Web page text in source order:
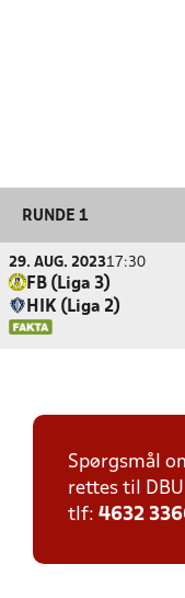
RUNDE 1
29. AUG. 202317:30
FB (Liga 3)
HIK (Liga 2)
Spørgsmål
rettes til
tlf: 4632